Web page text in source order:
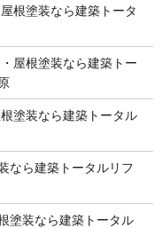
根塗装なら建築トータ
屋根塗装なら建築トー
塗装なら建築トータル
なら建築トータルリフ
塗装なら建築トータル